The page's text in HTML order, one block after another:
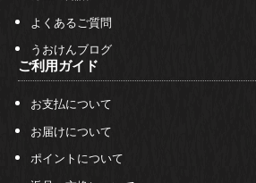
よくあるご質問
うおけんブログ
ご利用ガイド
お支払について
お届けについて
ポイントについて